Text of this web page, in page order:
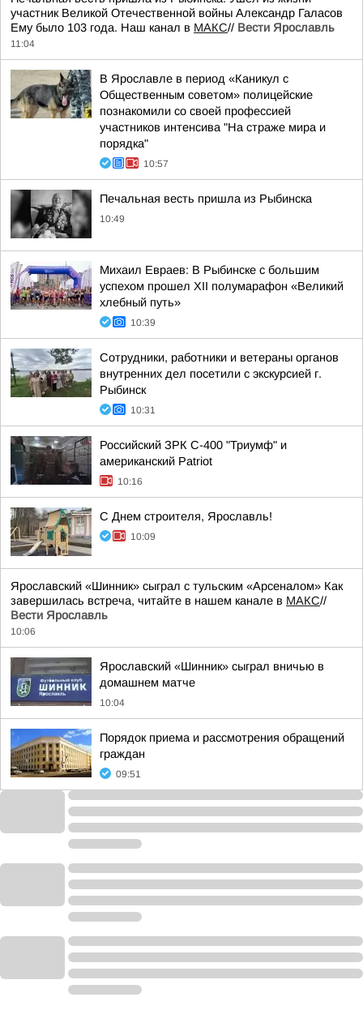
участник Великой Отечественной войны Александр Галасов
Ему было 103 года. Наш канал в МАКС// Вести Ярославль
11:04
В Ярославле в период «Каникул с
Общественным советом» полицейские
познакомили со своей профессией
участников интенсива "На страже мира и
порядка"
10:57
Печальная весть пришла из Рыбинска
10:49
Михаил Евраев: В Рыбинске с большим
успехом прошел XII полумарафон «Великий
хлебный путь»
10:39
Сотрудники, работники и ветераны органов
внутренних дел посетили с экскурсией г.
Рыбинск
10:31
Российский ЗРК С-400 "Триумф" и
американский Patriot
10:16
С Днем строителя, Ярославль!
10:09
Ярославский «Шинник» сыграл с тульским «Арсеналом» Как
завершилась встреча, читайте в нашем канале в МАКС//
Вести Ярославль
10:06
Ярославский «Шинник» сыграл вничью в
домашнем матче
10:04
Порядок приема и рассмотрения обращений
граждан
09:51